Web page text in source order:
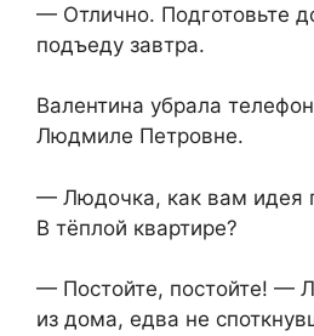
— Отлично. Подготовьте
подъеду завтра.
Валентина убрала
Людмиле Петровне.
— Людочка, как вам идея
В тёплой квартире?
— Постойте, постойте! —
из дома, едва не